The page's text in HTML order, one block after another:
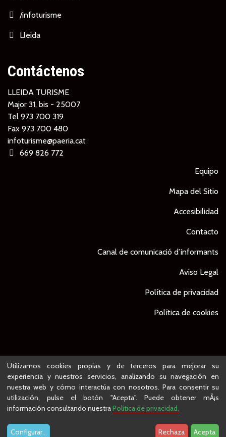
/infoturisme
Lleida
Contáctenos
LLEIDA TURISME
Major 31, bis - 25007
Tel 973 700 319
Fax 973 700 480
infoturisme@paeria.cat
669 826 772
Equipo
Mapa del Sitio
Accesibilidad
Contacto
Canal de comunicació d’informants
Aviso Legal
Política de privacidad
Política de cookies
© Ajuntament de Lleida - Proyecto desarrollado por
Utilizamos cookies propias y de terceros para mejorar su
experiencia y nuestros servicios, analizando su navegación en
nuestra web y cómo interactúa con nosotros. Para consentir su
utilización, pulse el botón "Acepta". Puede obtener mÃ¡s
información consultando nuestraPolítica de privacidad.
Configurar... Rechaza Acepta